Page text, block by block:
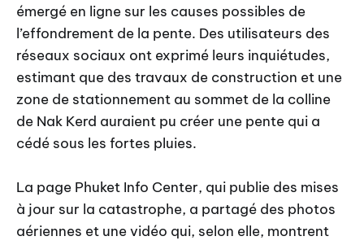
émergé en ligne sur les causes possibles de
l’effondrement de la pente. Des utilisateurs des
réseaux sociaux ont exprimé leurs inquiétudes,
estimant que des travaux de construction et une
zone de stationnement au sommet de la colline
de Nak Kerd auraient pu créer une pente qui a
cédé sous les fortes pluies.
La page Phuket Info Center, qui publie des mises
à jour sur la catastrophe, a partagé des photos
aériennes et une vidéo qui, selon elle, montrent